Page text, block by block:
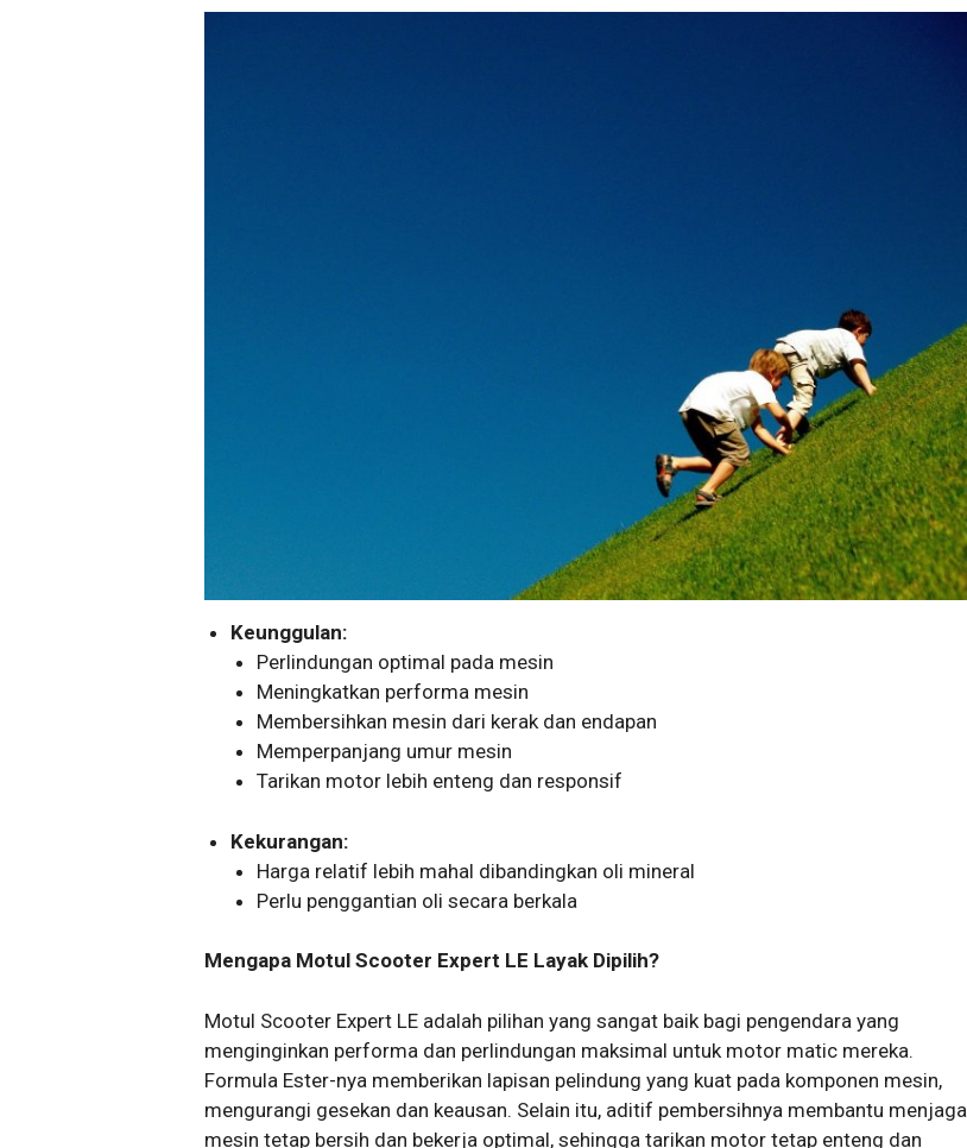
Keunggulan:
Perlindungan optimal pada mesin
Meningkatkan performa mesin
Membersihkan mesin dari kerak dan endapan
Memperpanjang umur mesin
Tarikan motor lebih enteng dan responsif
Kekurangan:
Harga relatif lebih mahal dibandingkan oli mineral
Perlu penggantian oli secara berkala
Mengapa Motul Scooter Expert LE Layak Dipilih?
Motul Scooter Expert LE adalah pilihan yang sangat baik bagi pengendara yang
menginginkan performa dan perlindungan maksimal untuk motor matic mereka.
Formula Ester-nya memberikan lapisan pelindung yang kuat pada komponen mesin,
mengurangi gesekan dan keausan. Selain itu, aditif pembersihnya membantu menjaga
mesin tetap bersih dan bekerja optimal, sehingga tarikan motor tetap enteng dan